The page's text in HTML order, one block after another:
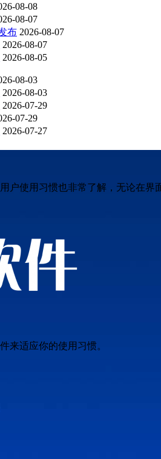
08-08
08-07
布 2026-08-07
2026-08-07
2026-08-05
08-03
2026-08-03
2026-07-29
07-29
2026-07-27
户使用习惯也非常了解，无论在
来适应你的使用习惯。